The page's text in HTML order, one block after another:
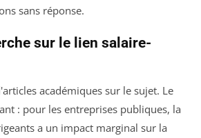
sans réponse.
sur le lien salaire-
académiques sur le sujet. Le
: pour les entreprises publiques, la
a un impact marginal sur la